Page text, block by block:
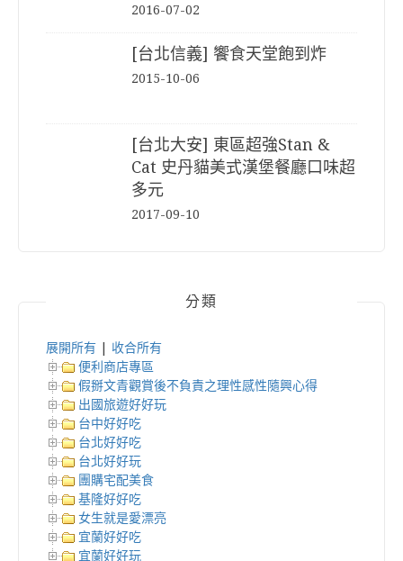
2016-07-02
[台北信義] 饗食天堂飽到炸
2015-10-06
[台北大安] 東區超強Stan &
Cat 史丹貓美式漢堡餐廳口味超
多元
2017-09-10
分類
展開所有
收合所有
便利商店專區
假掰文青觀賞後不負責之理性感性隨興心得
出國旅遊好好玩
台中好好吃
台北好好吃
台北好好玩
團購宅配美食
基隆好好吃
女生就是愛漂亮
宜蘭好好吃
宜蘭好好玩